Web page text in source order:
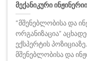
მექანიკური
“მშენებლობისა და
ორგანიზაცია”
ექსპერტის
მშენებლობისა და